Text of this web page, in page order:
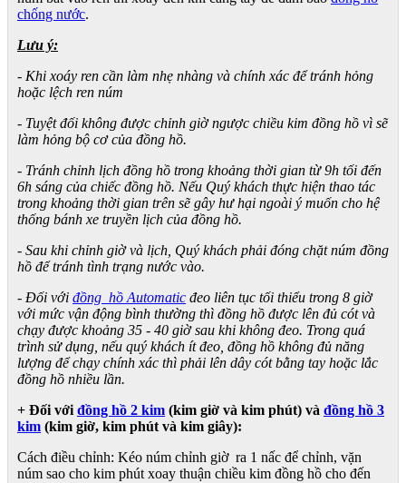
chống nước.
Lưu ý:
- Khi xoáy ren cần làm nhẹ nhàng và chính xác để tránh hỏng
hoặc lệch ren núm
- Tuyệt đối không được chỉnh giờ ngược chiều kim đồng hồ vì sẽ
làm hỏng bộ cơ của đồng hồ.
- Tránh chỉnh lịch đồng hồ trong khoảng thời gian từ 9h tối đến
6h sáng của chiếc đồng hồ. Nếu Quý khách thực hiện thao tác
trong khoảng thời gian trên sẽ gây hư hại ngoài ý muốn cho hệ
thống bánh xe truyền lịch của đồng hồ.
- Sau khi chỉnh giờ và lịch, Quý khách phải đóng chặt núm đồng
hồ để tránh tình trạng nước vào.
- Đối với đồng hồ Automatic đeo liên tục tối thiểu trong 8 giờ
với mức vận động bình thường thì đồng hồ được lên đủ cót và
chạy được khoảng 35 - 40 giờ sau khi không đeo. Trong quá
trình sử dụng, nếu quý khách ít đeo, đồng hồ không đủ năng
lượng để chạy chính xác thì phải lên dây cót bằng tay hoặc lắc
đồng hồ nhiều lần.
+ Đối với đồng hồ 2 kim (kim giờ và kim phút) và đồng hồ 3
kim (kim giờ, kim phút và kim giây):
Cách điều chỉnh: Kéo núm chỉnh giờ ra 1 nấc để chỉnh, vặn
núm sao cho kim phút xoay thuận chiều kim đồng hồ cho đến